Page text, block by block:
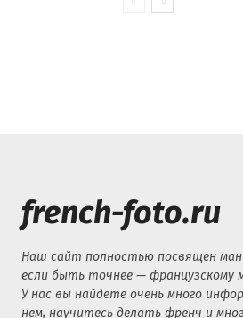
french-foto.ru
Наш сайт полностью посвящен
если быть точнее — французскому
У нас вы найдете очень много
нем, научитесь делать френч и